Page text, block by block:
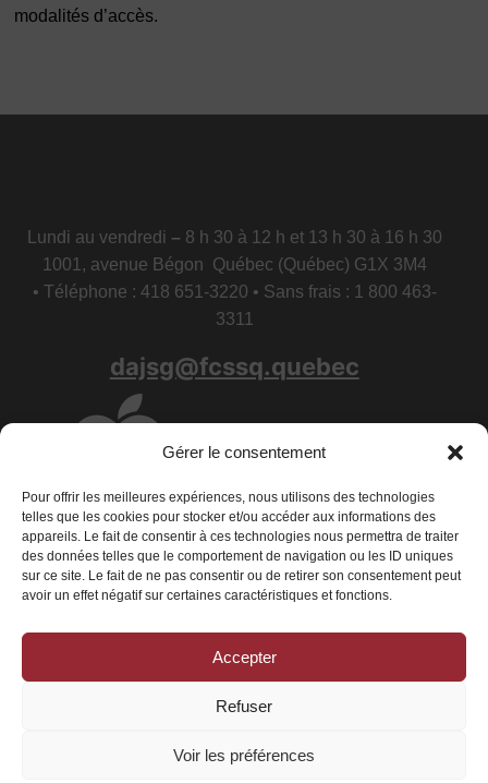
Gérer le consentement
Pour offrir les meilleures expériences, nous utilisons des technologies
telles que les cookies pour stocker et/ou accéder aux informations des
appareils. Le fait de consentir à ces technologies nous permettra de traiter
des données telles que le comportement de navigation ou les ID uniques
sur ce site. Le fait de ne pas consentir ou de retirer son consentement peut
avoir un effet négatif sur certaines caractéristiques et fonctions.
Accepter
Refuser
Voir les préférences
modalités d’accès.
Lundi au vendredi – 8 h 30 à 12 h et 13 h 30 à 16 h 30
1001, avenue Bégon Québec (Québec) G1X 3M4
• Téléphone : 418 651-3220 • Sans frais : 1 800 463-
3311
dajsg@fcssq.quebec
Déclaration de confidentialité